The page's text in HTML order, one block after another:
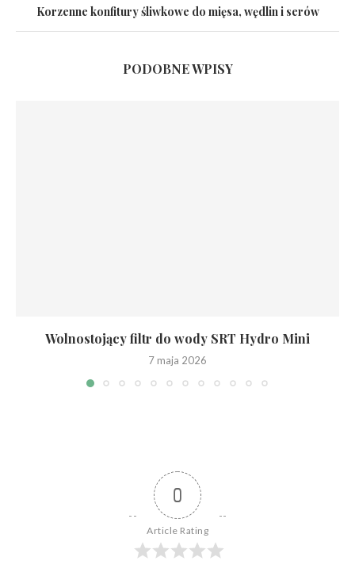
Korzenne konfitury śliwkowe do mięsa, wędlin i serów
PODOBNE WPISY
Wolnostojący filtr do wody SRT Hydro Mini
7 maja 2026
0
Article Rating